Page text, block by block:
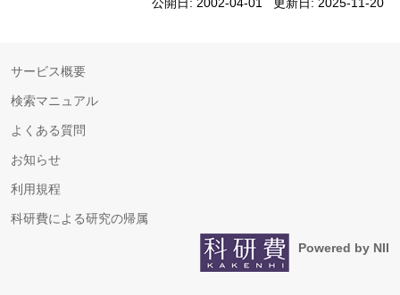
サービス概要
検索マニュアル
よくある質問
お知らせ
利用規程
科研費による研究の帰属
Powered by NII